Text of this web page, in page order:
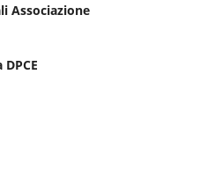
Associazione